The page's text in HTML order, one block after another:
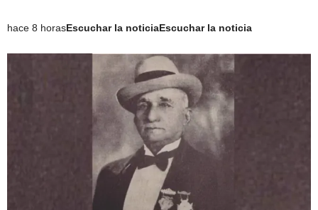
hace 8 horasEscuchar la noticiaEscuchar la noticia